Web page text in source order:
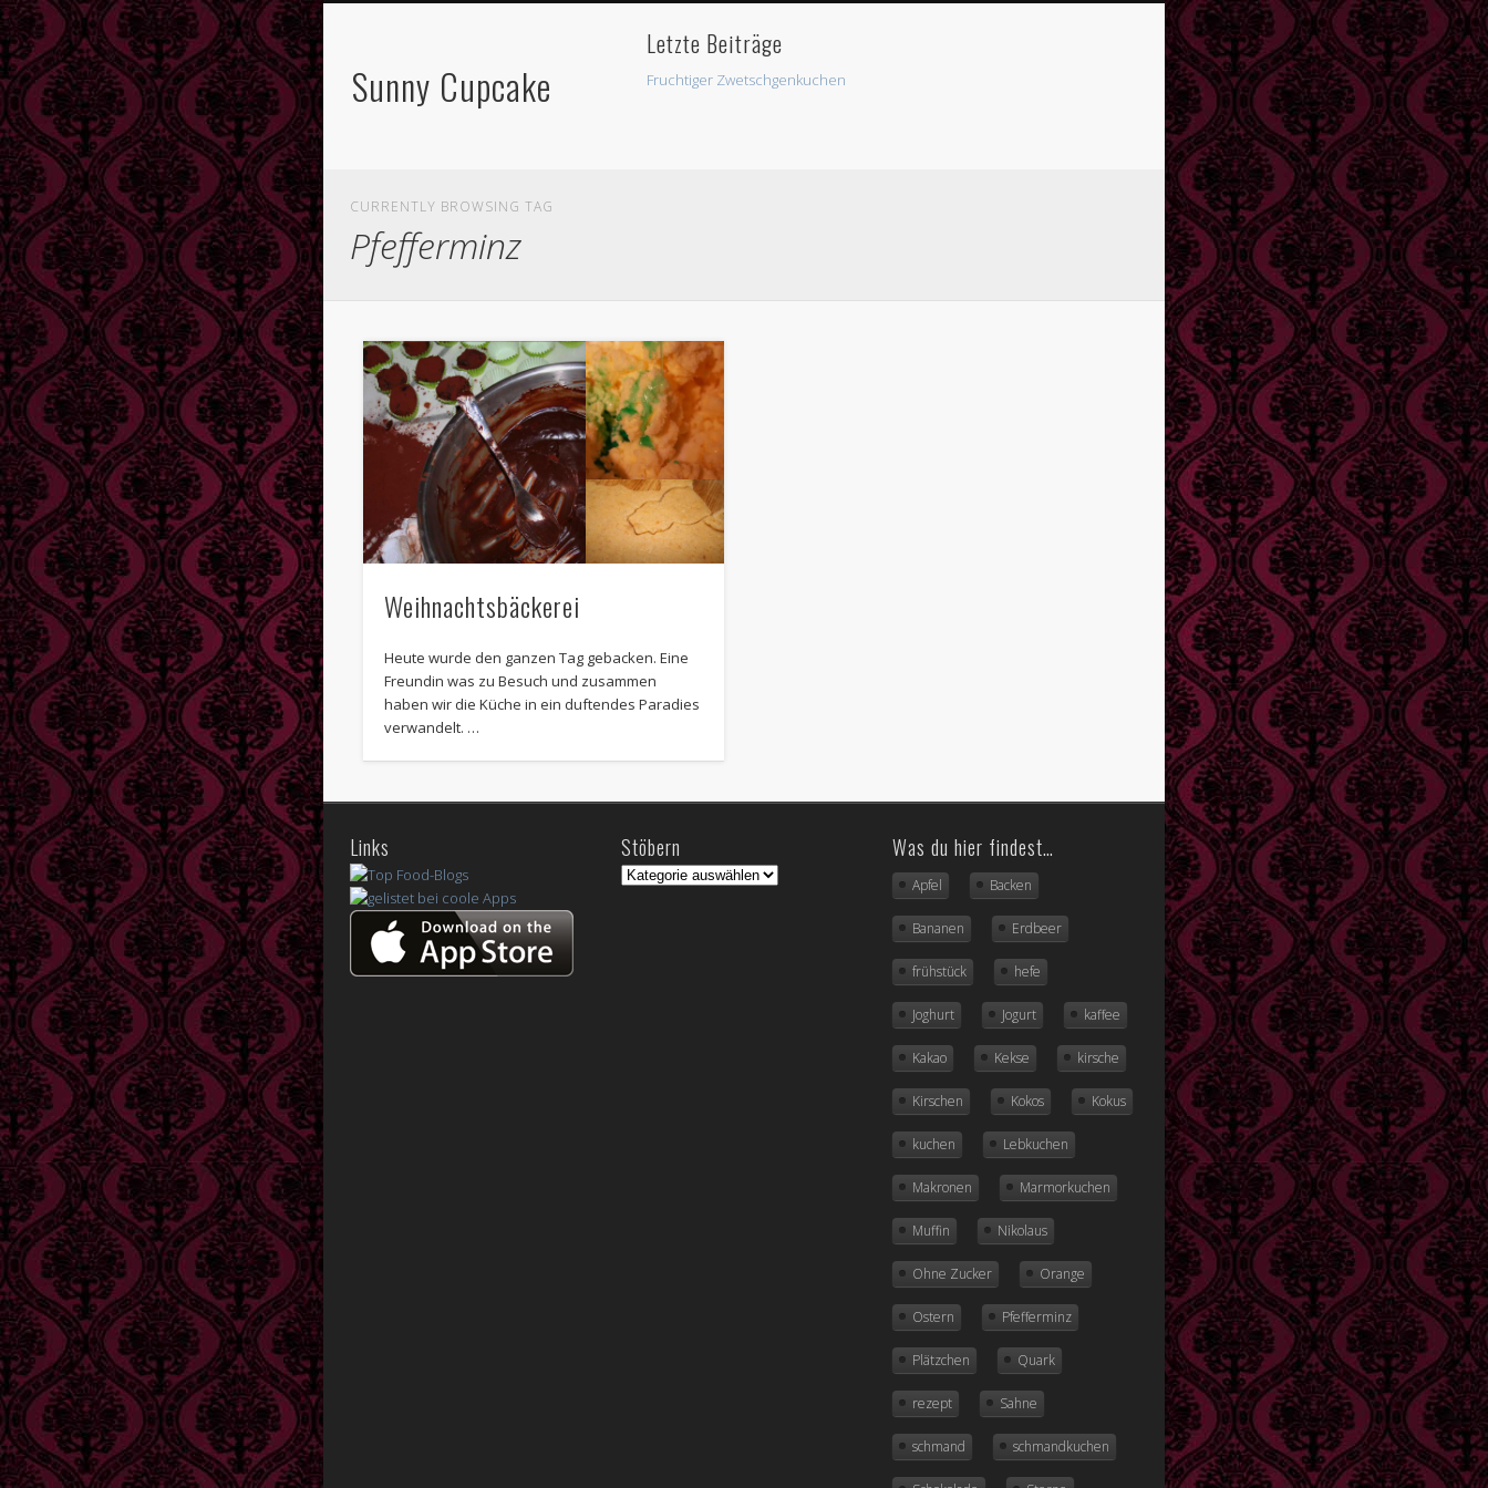
Sunny Cupcake
Letzte Beiträge
Fruchtiger Zwetschgenkuchen
Lizzy beiValentins-Herz
Archive
Oktober 2013
Juni 2013
Mai 2013
April 2013
März 2013
Dezember 2012
November 2012
Allgemein
Aus der Küche
Frühstück
Gehen immer
CURRENTLY BROWSING TAG
Pfefferminz
Weihnachtsbäckerei
Heute wurde den ganzen Tag gebacken. Eine
Freundin was zu Besuch und zusammen
haben wir die Küche in ein duftendes Paradies
verwandelt. …
Links Stöbern Was du hier findest…
Apfel Backen
Bananen Erdbeer
frühstück hefe
Joghurt Jogurt kaffee
Kakao Kekse kirsche
Kirschen Kokos Kokus
kuchen Lebkuchen
Makronen Marmorkuchen
Muffin Nikolaus
Ohne Zucker Orange
Ostern Pfefferminz
Plätzchen Quark
rezept Sahne
schmand schmandkuchen